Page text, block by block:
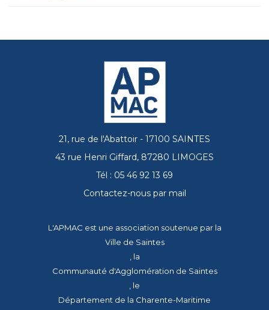
21, rue de l'Abattoir - 17100 SAINTES
43 rue Henri Giffard, 87280 LIMOGES
Tél : 05 46 92 13 69
Contactez-nous par mail
L'APMAC est une association soutenue par la
Ville de Saintes
, la
Communauté d'Agglomération de Saintes
, le
Département de la Charente-Maritime